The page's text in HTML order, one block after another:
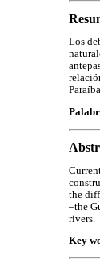
Los
the
–the
rivers.
Key